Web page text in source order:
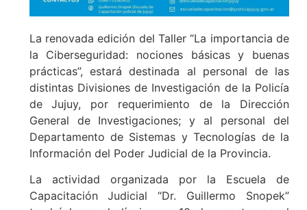
La renovada edición del Taller “La importancia de
la Ciberseguridad: nociones básicas y buenas
prácticas”, estará destinada al personal de las
distintas Divisiones de Investigación de la Policía
de Jujuy, por requerimiento de la Dirección
General de Investigaciones; y al personal del
Departamento de Sistemas y Tecnologías de la
Información del Poder Judicial de la Provincia.
La actividad organizada por la Escuela de
Capacitación Judicial “Dr. Guillermo Snopek”